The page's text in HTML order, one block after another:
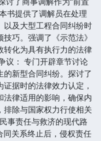
书提供了调解员在处理
以及大型工程合同纠纷时
巧。强调了《示范法》
转化为具有执行力的法律
议： 专门开辟章节讨论
新型合同纠纷。探讨了
据时的法律效力认定，
法律适用的影响，确保内
除与国家权力行使相关
事责任与救济的现代路
关系终止后，侵权责任